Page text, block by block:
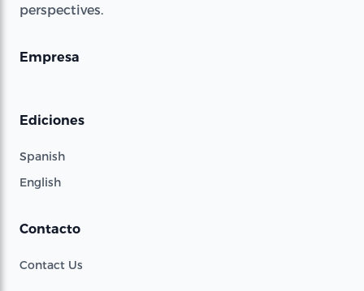
perspectives.
Empresa
Ediciones
Spanish
English
Contacto
Contact Us